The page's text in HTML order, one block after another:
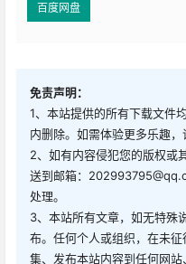
百度网盘
免责声明：
1、本站提供的所有下载文件
内删除。如需体验更多乐趣，
2、如有内容侵犯您的版权或
送到邮箱：
处理。
3、本站所有文章，如无特殊
布。任何个人或组织，在未
集、发布本站内容到任何网